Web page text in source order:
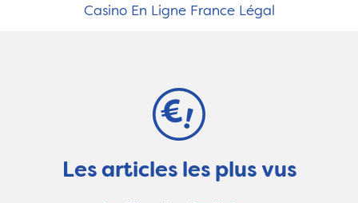
Casino En Ligne France Légal
Les articles les plus vus